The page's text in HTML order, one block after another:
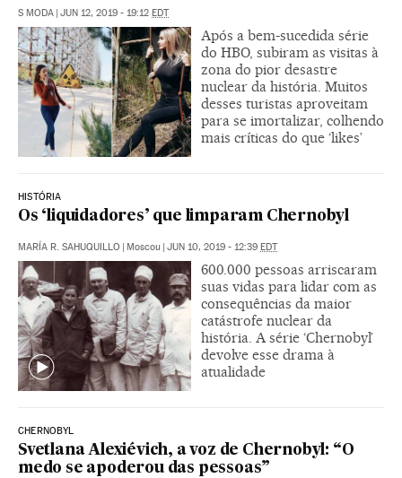
S MODA JUN 12, 2019 - 19:12 EDT
Após a bem-sucedida série
do HBO, subiram as visitas à
zona do pior desastre
nuclear da história. Muitos
desses turistas aproveitam
para se imortalizar, colhendo
mais críticas do que ‘likes’
HISTÓRIA
Os ‘liquidadores’ que limparam Chernobyl
MARÍA R. SAHUQUILLO Moscou JUN 10, 2019 - 12:39 EDT
600.000 pessoas arriscaram
suas vidas para lidar com as
consequências da maior
catástrofe nuclear da
história. A série ‘Chernobyl’
devolve esse drama à
atualidade
CHERNOBYL
Svetlana Alexiévich, a voz de Chernobyl: “O
medo se apoderou das pessoas”